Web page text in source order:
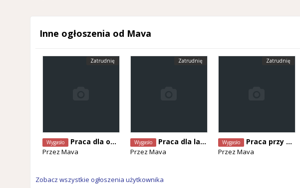
Inne ogłoszenia od Mava
Zatrudnię
Wygasło Praca dla operatora koparki - Hasselt
Przez Mava
Zatrudnię
Wygasło Praca dla lakiernika samochodowego (k/m)
Przez Mava
Zatrudnię
Wygasło Praca przy wykończeniach
Przez Mava
Zobacz wszystkie ogłoszenia użytkownika